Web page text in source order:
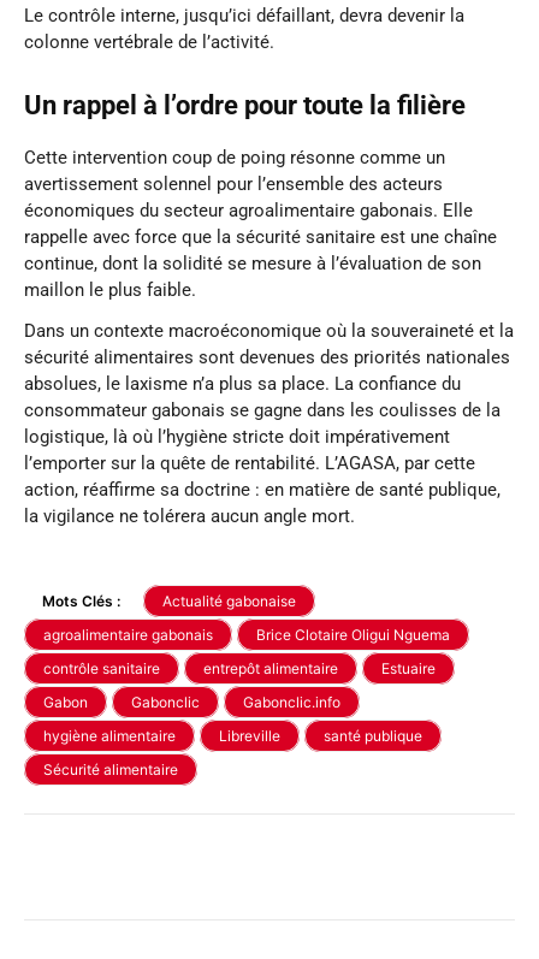
Le contrôle interne, jusqu’ici défaillant, devra devenir la
colonne vertébrale de l’activité.
Un rappel à l’ordre pour toute la filière
Cette intervention coup de poing résonne comme un
avertissement solennel pour l’ensemble des acteurs
économiques du secteur agroalimentaire gabonais. Elle
rappelle avec force que la sécurité sanitaire est une chaîne
continue, dont la solidité se mesure à l’évaluation de son
maillon le plus faible.
Dans un contexte macroéconomique où la souveraineté et la
sécurité alimentaires sont devenues des priorités nationales
absolues, le laxisme n’a plus sa place. La confiance du
consommateur gabonais se gagne dans les coulisses de la
logistique, là où l’hygiène stricte doit impérativement
l’emporter sur la quête de rentabilité. L’AGASA, par cette
action, réaffirme sa doctrine : en matière de santé publique,
la vigilance ne tolérera aucun angle mort.
Mots Clés :
Actualité gabonaise
agroalimentaire gabonais
Brice Clotaire Oligui Nguema
contrôle sanitaire
entrepôt alimentaire
Estuaire
Gabon
Gabonclic
Gabonclic.info
hygiène alimentaire
Libreville
santé publique
Sécurité alimentaire